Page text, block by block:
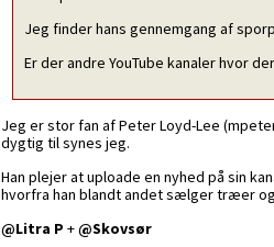
Jeg finder hans gennemgang af
Er der andre YouTube kanaler hvor
Jeg er stor fan af Peter Loyd-Lee
dygtig til synes jeg.
Han plejer at uploade en nyhed på sin
hvorfra han blandt andet sælger træer
@Litra P +@Skovsør